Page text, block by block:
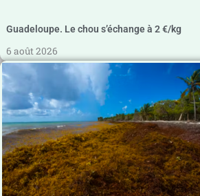
Guadeloupe. Le chou s’échange à 2 €/kg
6 août 2026